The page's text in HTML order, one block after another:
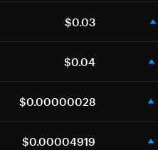
$0.03
$0.04
$0.00000028
$0.00004919